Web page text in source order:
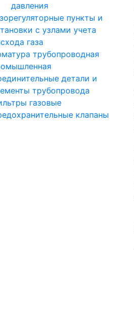
давления
пункты и
с узлами учета
газа
трубопроводная
детали и
трубопровода
газовые
клапаны